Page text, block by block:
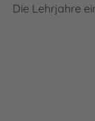
Die Lehrjahre